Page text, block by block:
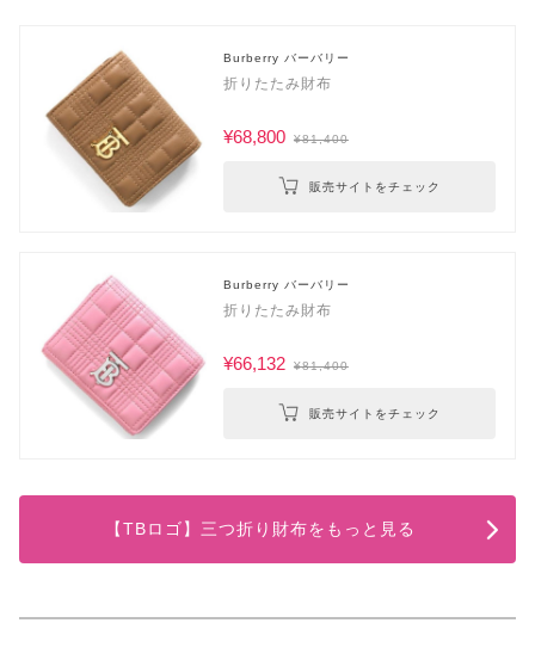
Burberry バーバリー
折りたたみ財布
¥68,800 ¥81,400
販売サイトをチェック
Burberry バーバリー
折りたたみ財布
¥66,132 ¥81,400
販売サイトをチェック
【TBロゴ】三つ折り財布をもっと見る